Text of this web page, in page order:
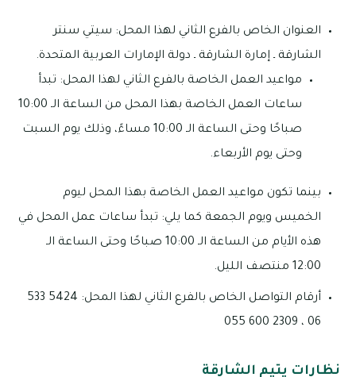
العنوان الخاص بالفرع الثاني لهذا المحل: سيتي سنتر
الشارقة ـ إمارة الشارقة ـ دولة الإمارات العربية المتحدة.
مواعيد العمل الخاصة بالفرع الثاني لهذا المحل: تبدأ
ساعات العمل الخاصة بهذا المحل من الساعة الـ 10:00
صباحًا وحتى الساعة الـ 10:00 مساءً، وذلك يوم السبت
وحتى يوم الأربعاء.
بينما تكون مواعيد العمل الخاصة بهذا المحل ليوم
الخميس ويوم الجمعة كما يلي: تبدأ ساعات عمل المحل في
هذه الأيام من الساعة الـ 10:00 صباحًا وحتى الساعة الـ
12:00 منتصف الليل.
أرقام التواصل الخاص بالفرع الثاني لهذا المحل: 5424 533
06 ، 2309 600 055
نظارات يتيم الشارقة